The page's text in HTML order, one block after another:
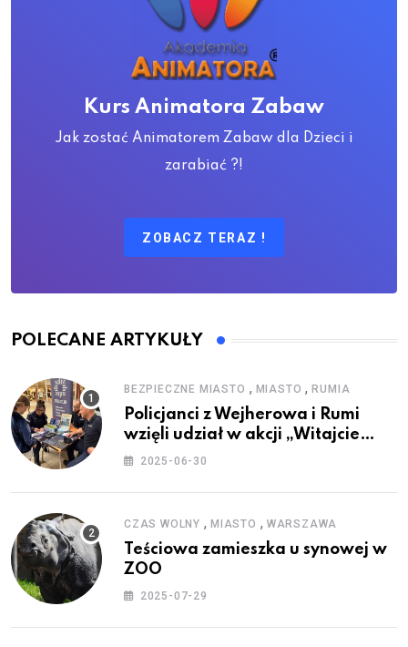
Kurs Animatora Zabaw
Jak zostać Animatorem Zabaw dla Dzieci i
zarabiać ?!
ZOBACZ TERAZ !
POLECANE ARTYKUŁY
BEZPIECZNE MIASTO , MIASTO ,RUMIA
Policjanci z Wejherowa i Rumi
wzięli udział w akcji „Witajcie
Wakacje”
2025-06-30
CZAS WOLNY , MIASTO , WARSZAWA
Teściowa zamieszka u synowej w
ZOO
2025-07-29